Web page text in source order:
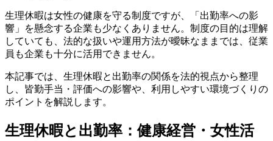
生理休暇は女性の健康を守る制度ですが、「出勤率への影
響」を懸念する企業も少なくありません。制度の目的は理解
していても、法的な扱いや運用方法が曖昧なままでは、従業
員も企業も十分に活用できません。
本記事では、生理休暇と出勤率の関係を法的視点から整理
し、皆勤手当・評価への影響や、利用しやすい環境づくりの
ポイントを解説します。
生理休暇と出勤率：健康経営・女性活